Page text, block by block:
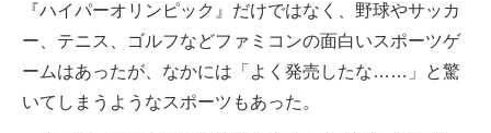
『ハイパーオリンピック』だけではなく、野球やサッカ
ー、テニス、ゴルフなどファミコンの面白いスポーツゲ
ームはあったが、なかには「よく発売したな……」と驚
いてしまうようなスポーツもあった。